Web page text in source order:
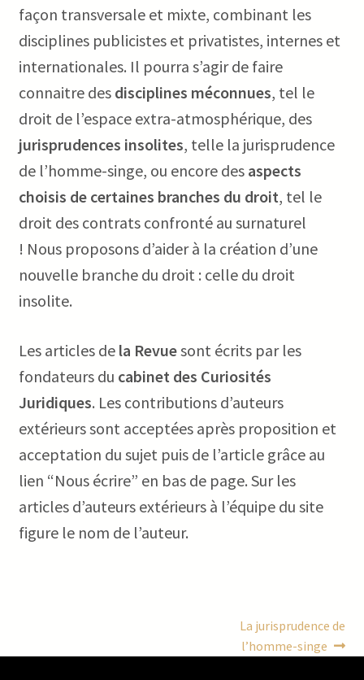
façon transversale et mixte, combinant les
disciplines publicistes et privatistes, internes et
internationales. Il pourra s’agir de faire
connaitre des disciplines méconnues, tel le
droit de l’espace extra-atmosphérique, des
jurisprudences insolites, telle la jurisprudence
de l’homme-singe, ou encore des aspects
choisis de certaines branches du droit, tel le
droit des contrats confronté au surnaturel
! Nous proposons d’aider à la création d’une
nouvelle branche du droit : celle du droit
insolite.
Les articles de la Revuesont écrits par les
fondateurs du cabinet des Curiosités
Juridiques. Les contributions d’auteurs
extérieurs sont acceptées après proposition et
acceptation du sujet puis de l’article grâce au
lien “Nous écrire” en bas de page. Sur les
articles d’auteurs extérieurs à l’équipe du site
figure le nom de l’auteur.
de
Article
suivant :
La jurisprudence de
l’homme-singe